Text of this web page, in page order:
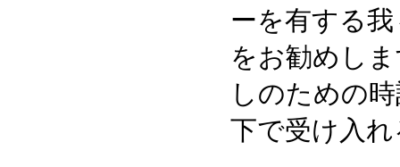
ーを有する
をお勧めし
しのための
下で受け入